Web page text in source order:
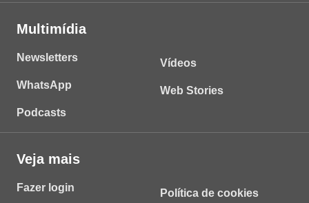
Multimídia
Newsletters
WhatsApp
Podcasts
Vídeos
Web Stories
Veja mais
Fazer login Política de cookies